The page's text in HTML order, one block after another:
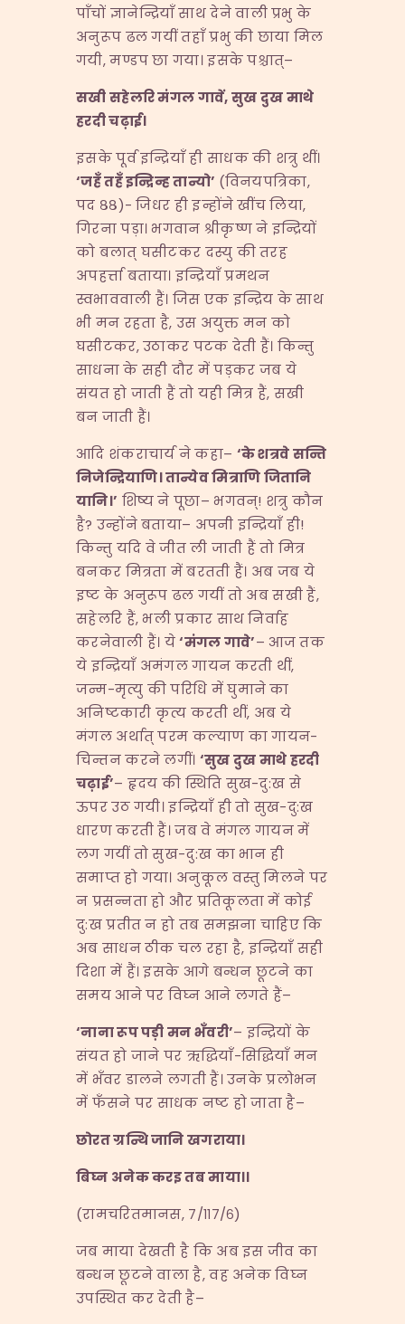
पाँचों ज्ञानेन्द्रियाँ साथ देने वाली प्रभु के
अनुरूप ढल गयीं तहाँ प्रभु की छाया मिल
गयी, मण्डप छा गया। इसके पश्चात्–
सखी सहेलरि मंगल गावें,सुख दुख माथे
हरदी चढ़ाई।
इसके पूर्व इन्द्रियाँ ही साधक की शत्रु थीं।
‘जहँ तहँ इन्द्रिन्ह तान्यो’ (विनयपत्रिका,
पद ८८)- जिधर ही इन्होंने खींच लिया,
गिरना पड़ा। भगवान श्रीकृष्ण ने इन्द्रियों
को बलात् घसीटकर दस्यु की तरह
अपहर्त्ता बताया। इन्द्रियाँ प्रमथन
स्वभाववाली हैं। जिस एक इन्द्रिय के साथ
भी मन रहता है, उस अयुक्त मन को
घसीटकर, उठाकर पटक देती हैं। किन्तु
साधना के सही दौर में पड़कर जब ये
संयत हो जाती हैं तो यही मित्र हैं, सखी
बन जाती हैं।
आदि शंकराचार्य ने कहा– ‘के शत्रवे सन्ति
निजेन्द्रियाणि। तान्येव मित्राणि जितानि
यानि।’ शिष्य ने पूछा– भगवन्! शत्रु कौन
है? उन्होंने बताया– अपनी इन्द्रियाँ ही!
किन्तु यदि वे जीत ली जाती हैं तो मित्र
बनकर मित्रता में बरतती हैं। अब जब ये
इष्ट के अनुरूप ढल गयीं तो अब सखी हैं,
सहेलरि हैं, भली प्रकार साथ निर्वाह
करनेवाली हैं। ये‘मंगल गावे’– आज तक
ये इन्द्रियाँ अमंगल गायन करती थीं,
जन्म-मृत्यु की परिधि में घुमाने का
अनिष्टकारी कृत्य करती थीं, अब ये
मंगल अर्थात् परम कल्याण का गायन-
चिन्तन करने लगीं। ‘सुख दुख माथे हरदी
चढ़ाई’– हृदय की स्थिति सुख-दु:ख से
ऊपर उठ गयी। इन्द्रियाँ ही तो सुख-दु:ख
धारण करती हैं। जब वे मंगल गायन में
लग गयीं तो सुख-दु:ख का भान ही
समाप्त हो गया। अनुकूल वस्तु मिलने पर
न प्रसन्नता हो और प्रतिकूलता में कोई
दु:ख प्रतीत न हो तब समझना चाहिए कि
अब साधन ठीक चल रहा है, इन्द्रियाँ सही
दिशा में हैं। इसके आगे बन्धन छूटने का
समय आने पर विघ्न आने लगते हैं–
‘नाना रूप पड़ी मन भँवरी’– इन्द्रियों के
संयत हो जाने पर ऋद्धियाँ-सिद्धियाँ मन
में भँवर डालने लगती हैं। उनके प्रलोभन
में फँसने पर साधक नष्ट हो जाता है–
छोरत ग्रन्थि जानि खगराया।
बिघ्न अनेक करइ तब माया।।
(रामचरितमानस, ७/११७/६)
जब माया देखती है कि अब इस जीव का
बन्धन छूटने वाला है, वह अनेक विघ्न
उपस्थित कर देती है–